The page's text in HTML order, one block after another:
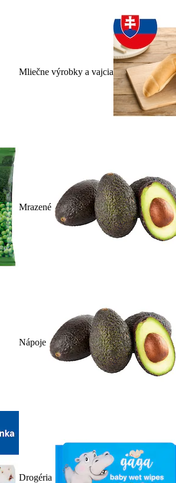
Mliečne výrobky a vajcia
Mrazené
Nápoje
Drogéria